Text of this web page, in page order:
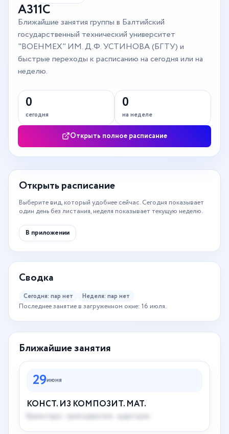
А311С
Ближайшие занятия группы в Балтийский
государственный технический университет
"ВОЕНМЕХ" ИМ. Д.Ф. УСТИНОВА (БГТУ) и
быстрые переходы к расписанию на сегодня или на
неделю.
0
сегодня
0
на неделе
Открыть полное расписание
Открыть расписание
Выберите вид, который удобнее сейчас. Сегодня показывает
один день без листания, неделя показывает текущую неделю.
В приложении
Сводка
Сегодня: пар нет Неделя: пар нет
Последнее занятие в загруженном окне: 16 июля.
Ближайшие занятия
29июня
КОНСТ. ИЗ КОМПОЗИТ. МАТ.
Время пары · преподаватель · аудитория